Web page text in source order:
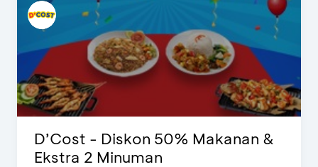
D’Cost - Diskon 50% Makanan &
Ekstra 2 Minuman